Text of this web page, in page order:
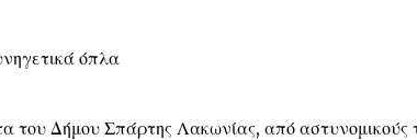
όπλα
του Δήμου Σπάρτης Λακωνίας, από αστυνομικούς